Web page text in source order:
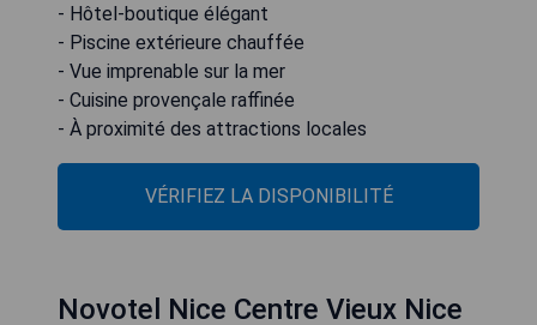
- Hôtel-boutique élégant
- Piscine extérieure chauffée
- Vue imprenable sur la mer
- Cuisine provençale raffinée
- À proximité des attractions locales
VÉRIFIEZ LA DISPONIBILITÉ
Novotel Nice Centre Vieux Nice